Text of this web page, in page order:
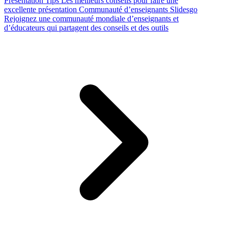
excellente présentation Communauté d’enseignants Slidesgo
Rejoignez une communauté mondiale d’enseignants et
d’éducateurs qui partagent des conseils et des outils